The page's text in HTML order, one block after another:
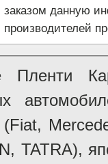
заказом данную
производителей
Пленти
TATRA),